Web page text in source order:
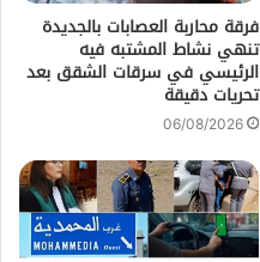
فرقة محاربة العصابات بالجديدة
تنهي نشاط المشتبه فيه
الرئيسي في سرقات الشقق بعد
تحريات دقيقة
06/08/2026